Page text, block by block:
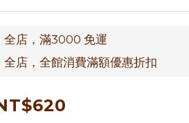
全店，滿3000 免運
全店，全館消費滿額優惠折扣